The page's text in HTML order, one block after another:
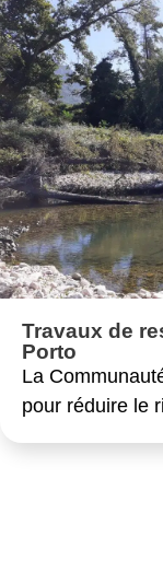
Travaux de
Porto
La
pour réduire le